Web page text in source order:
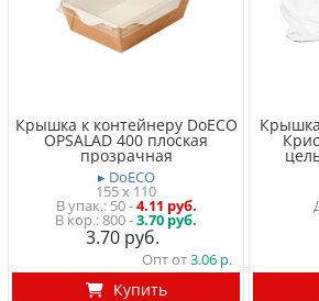
Крышка к контейнеру DoECO
OPSALAD 400 плоская
прозрачная
▸ DoECO
155 x 110
50-4.11 руб.
800 -3.70 руб.
3.70
Опт от3.06
Купить